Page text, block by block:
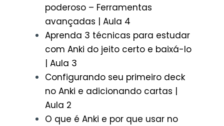
poderoso – Ferramentas
avançadas | Aula 4
Aprenda 3 técnicas para estudar
com Anki do jeito certo e baixá-lo
| Aula 3
Configurando seu primeiro deck
no Anki e adicionando cartas |
Aula 2
O que é Anki e por que usar no